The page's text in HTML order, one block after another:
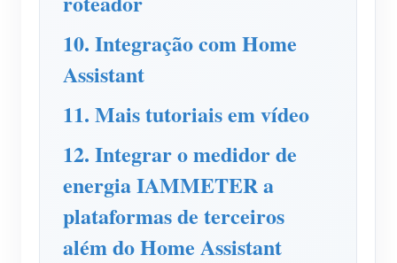
10. Integração com Home
Assistant
11. Mais tutoriais em vídeo
12. Integrar o medidor de
energia IAMMETER a
plataformas de terceiros
além do Home Assistant